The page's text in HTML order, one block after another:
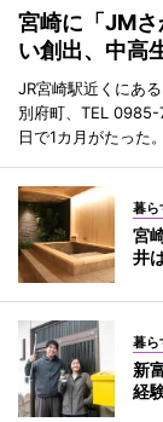
宮崎に「JM
い創出、中高
JR宮崎駅近くにあ
別府町、TEL
日で1カ月がたった。
暮ら
宮
井
暮ら
新
経